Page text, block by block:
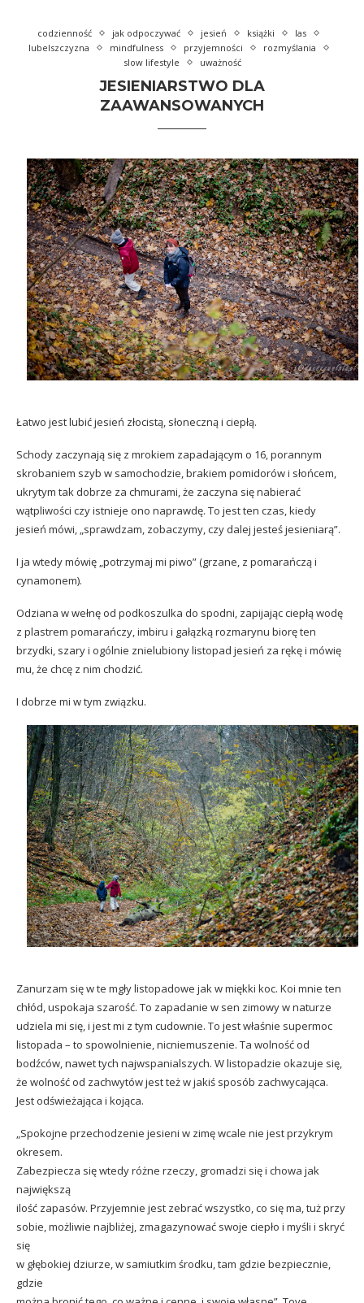
codzienność jak odpoczywać jesień książki
las
lubelszczyzna
mindfulness przyjemności
rozmyślania
slow lifestyle
uważność
JESIENIARSTWO DLA
ZAAWANSOWANYCH
Łatwo jest lubić jesień złocistą, słoneczną i ciepłą.
Schody zaczynają się z mrokiem zapadającym o 16, porannym
skrobaniem szyb w samochodzie, brakiem pomidorów i słońcem,
ukrytym tak dobrze za chmurami, że zaczyna się nabierać
wątpliwości czy istnieje ono naprawdę. To jest ten czas, kiedy
jesień mówi, „sprawdzam, zobaczymy, czy dalej jesteś jesieniarą”.
I ja wtedy mówię „potrzymaj mi piwo” (grzane, z pomarańczą i
cynamonem).
Odziana w wełnę od podkoszulka do spodni, zapijając ciepłą wodę
z plastrem pomarańczy, imbiru i gałązką rozmarynu biorę ten
brzydki, szary i ogólnie znielubiony listopad jesień za rękę i mówię
mu, że chcę z nim chodzić.
I dobrze mi w tym związku.
Zanurzam się w te mgły listopadowe jak w miękki koc. Koi mnie ten
chłód, uspokaja szarość. To zapadanie w sen zimowy w naturze
udziela mi się, i jest mi z tym cudownie. To jest właśnie supermoc
listopada – to spowolnienie, nicniemuszenie. Ta wolność od
bodźców, nawet tych najwspanialszych. W listopadzie okazuje się,
że wolność od zachwytów jest też w jakiś sposób zachwycająca.
Jest odświeżająca i kojąca.
„Spokojne przechodzenie jesieni w zimę wcale nie jest przykrym
okresem.
Zabezpiecza się wtedy różne rzeczy, gromadzi się i chowa jak
największą
ilość zapasów. Przyjemnie jest zebrać wszystko, co się ma, tuż przy
sobie, możliwie najbliżej, zmagazynować swoje ciepło i myśli i skryć
się
w głębokiej dziurze, w samiutkim środku, tam gdzie bezpiecznie,
gdzie